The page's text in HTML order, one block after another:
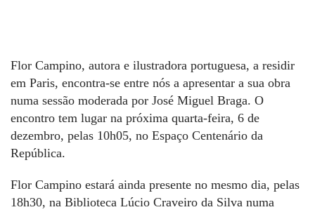
Flor Campino, autora e ilustradora portuguesa, a residir
em Paris, encontra-se entre nós a apresentar a sua obra
numa sessão moderada por José Miguel Braga. O
encontro tem lugar na próxima quarta-feira, 6 de
dezembro, pelas 10h05, no Espaço Centenário da
República.
Flor Campino estará ainda presente no mesmo dia, pelas
18h30, na Biblioteca Lúcio Craveiro da Silva numa